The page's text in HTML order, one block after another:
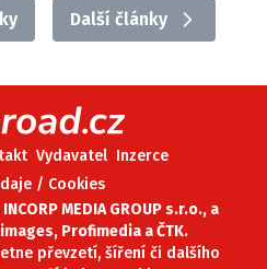
Další články
Vydavatel Inzerce
/ Cookies
MEDIA GROUP s.r.o., a
Profimedia a ČTK.
převzetí, šíření či dalšího